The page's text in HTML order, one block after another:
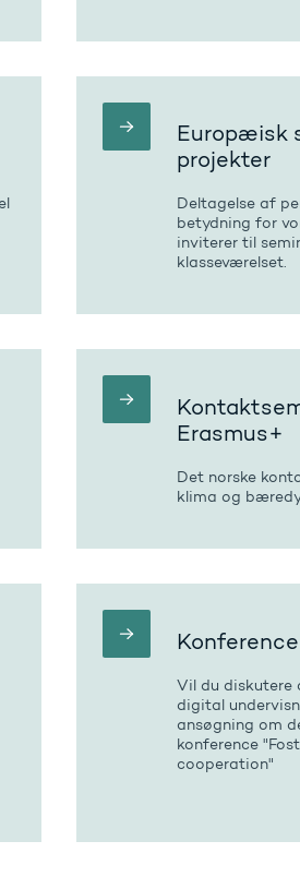
Europæisk
projekter
Deltagelse af
betydning for
inviterer til
klasseværelset.
Erasmus+
Det norske
klima og
Vil du
digital
ansøgning om
konference
cooperation"